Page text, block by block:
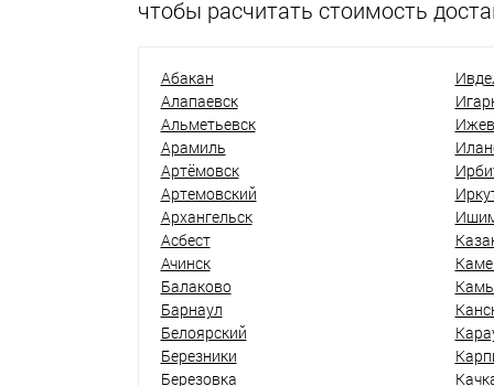
чтобы расчитать стоимость
Абакан
Алапаевск
Альметьевск
Арамиль
Артёмовск
Артемовский
Архангельск
Асбест
Ачинск
Балаково
Барнаул
Белоярский
Березники
Березовка